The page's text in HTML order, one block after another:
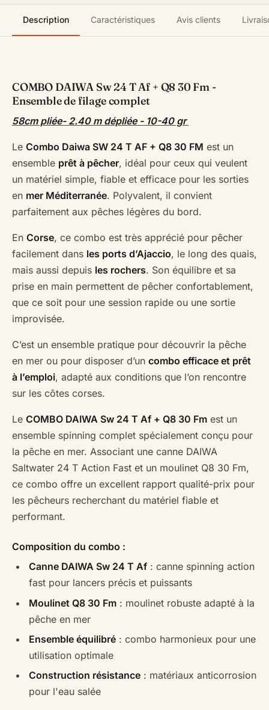
Description Caractéristiques Avis clients
COMBO DAIWA Sw 24 T Af + Q8 30 Fm -
Ensemble de filage complet
58cm pliée- 2.40 m dépliée - 10-40 gr
Le Combo Daiwa SW 24 T AF + Q8 30 FM est un
ensemble prêt à pêcher, idéal pour ceux qui veulent
un matériel simple, fiable et efficace pour les sorties
en mer Méditerranée. Polyvalent, il convient
parfaitement aux pêches légères du bord.
En Corse, ce combo est très apprécié pour pêcher
facilement dans les ports d’Ajaccio, le long des quais,
mais aussi depuis les rochers. Son équilibre et sa
prise en main permettent de pêcher confortablement,
que ce soit pour une session rapide ou une sortie
improvisée.
C’est un ensemble pratique pour découvrir la pêche
en mer ou pour disposer d’un combo efficace et prêt
à l’emploi, adapté aux conditions que l’on rencontre
sur les côtes corses.
Le COMBO DAIWA Sw 24 T Af + Q8 30 Fm est un
ensemble spinning complet spécialement conçu pour
la pêche en mer. Associant une canne DAIWA
Saltwater 24 T Action Fast et un moulinet Q8 30 Fm,
ce combo offre un excellent rapport qualité-prix pour
les pêcheurs recherchant du matériel fiable et
performant.
Composition du combo :
Canne DAIWA Sw 24 T Af : canne spinning action
fast pour lancers précis et puissants
Moulinet Q8 30 Fm : moulinet robuste adapté à la
pêche en mer
Ensemble équilibré : combo harmonieux pour une
utilisation optimale
Construction résistance : matériaux anticorrosion
pour l'eau salée